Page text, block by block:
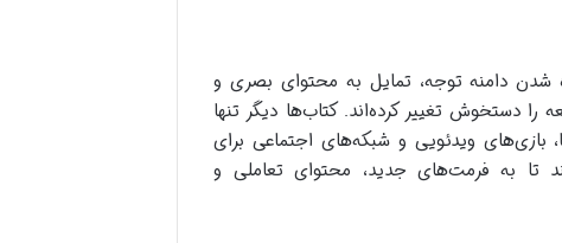
شدن دامنه توجه، تمایل به محتوای بصری و
دستخوش تغییر کرده‌اند. کتاب‌ها دیگر تنها
بازی‌های ویدئویی و شبکه‌های اجتماعی برای
تا به فرمت‌های جدید، محتوای تعاملی و